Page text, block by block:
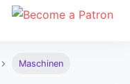
Maschinen